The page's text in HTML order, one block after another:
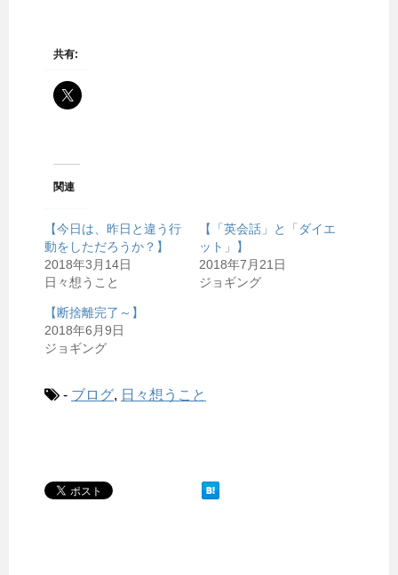
共有:
関連
【今日は、昨日と違う行
動をしただろうか？】
2018年3月14日
日々想うこと
【「英会話」と「ダイエ
ット」】
2018年7月21日
ジョギング
【断捨離完了～】
2018年6月9日
ジョギング
- ブログ, 日々想うこと